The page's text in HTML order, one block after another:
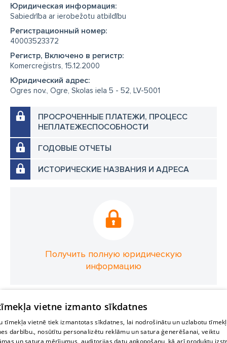
Юридическая информация:
Sabiedrība ar ierobežotu atbildību
Регистрационный номер:
40003523372
Регистр, Включено в регистр:
Komercreģistrs, 15.12.2000
Юридический адрес:
Ogres nov., Ogre, Skolas iela 5 - 52, LV-5001
ПРОСРОЧЕННЫЕ ПЛАТЕЖИ, ПРОЦЕСС
НЕПЛАТЕЖЕСПОСОБНОСТИ
ГОДОВЫЕ ОТЧЕТЫ
ИСТОРИЧЕСКИЕ НАЗВАНИЯ И АДРЕСА
Получить полную юридическую
информацию
vietne izmanto sīkdatnes
tīmekļa vietnē tiek izmantotas sīkdatnes, lai nodrošinātu un uzlabotu
darbību., nosūtītu personalizētu reklāmu un satura ģenerēšanai, veiktu
un satura mērījumus, auditorijas datu apkopošanu, kā arī produktu